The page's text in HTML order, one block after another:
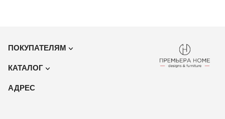
ПОКУПАТЕЛЯМ
Акции
Оплата и доставка
КАТАЛОГ
Мебель
АДРЕС